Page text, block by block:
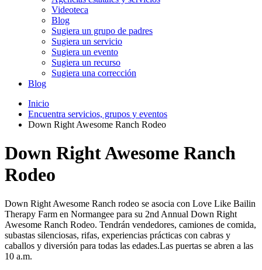
Videoteca
Blog
Sugiera un grupo de padres
Sugiera un servicio
Sugiera un evento
Sugiera un recurso
Sugiera una corrección
Blog
Inicio
Encuentra servicios, grupos y eventos
Down Right Awesome Ranch Rodeo
Down Right Awesome Ranch
Rodeo
Down Right Awesome Ranch rodeo se asocia con Love Like Bailin
Therapy Farm en Normangee para su 2nd Annual Down Right
Awesome Ranch Rodeo. Tendrán vendedores, camiones de comida,
subastas silenciosas, rifas, experiencias prácticas con cabras y
caballos y diversión para todas las edades.Las puertas se abren a las
10 a.m.